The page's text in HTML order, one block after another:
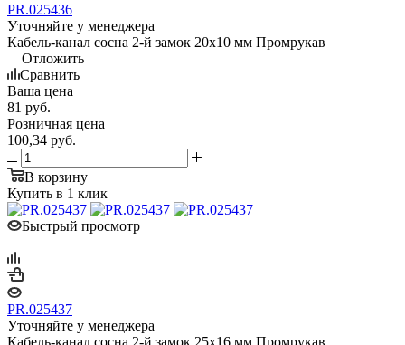
PR.025436
Уточняйте у менеджера
Кабель-канал сосна 2-й замок 20х10 мм Промрукав
Отложить
Сравнить
Ваша цена
81 руб.
Розничная цена
100,34 руб.
В корзину
Купить в 1 клик
Быстрый просмотр
PR.025437
Уточняйте у менеджера
Кабель-канал сосна 2-й замок 25х16 мм Промрукав